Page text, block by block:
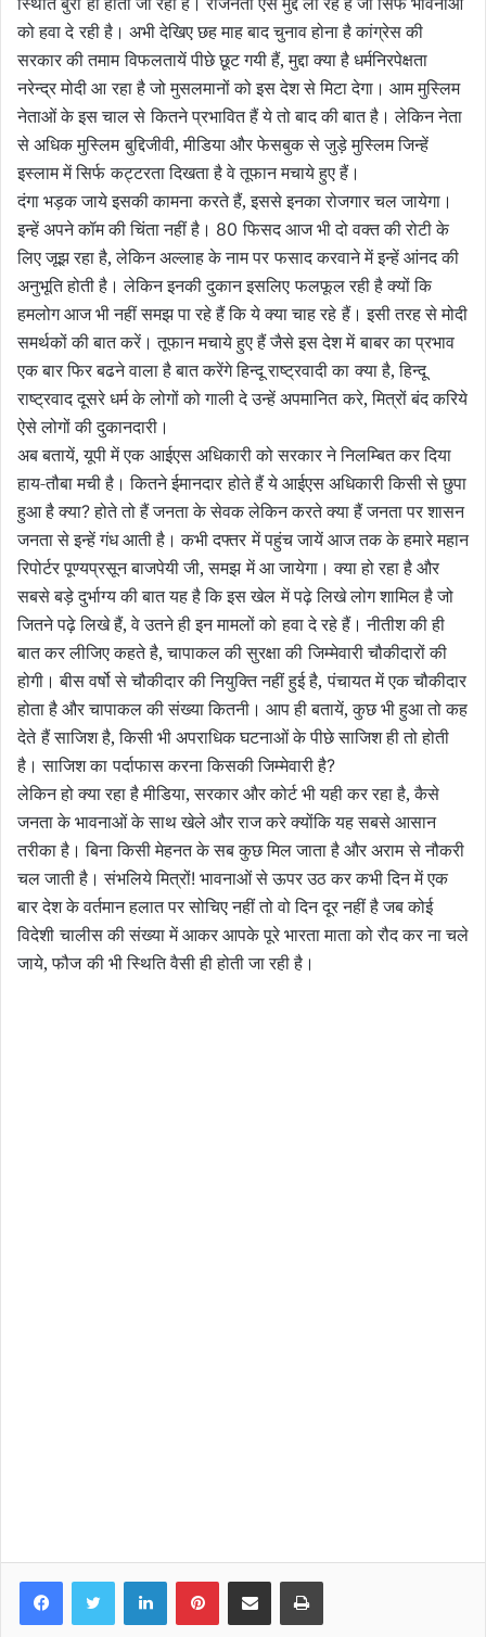
को हवा दे रही है। अभी देखिए छह माह बाद चुनाव होना है कांग्रेस की
सरकार की तमाम विफलतायें पीछे छूट गयी हैं, मुद्दा क्या है धर्मनिरपेक्षता
नरेन्द्र मोदी आ रहा है जो मुसलमानों को इस देश से मिटा देगा। आम मुस्लिम
नेताओं के इस चाल से कितने प्रभावित हैं ये तो बाद की बात है। लेकिन नेता
से अधिक मुस्लिम बुद्दिजीवी, मीडिया और फेसबुक से जुड़े मुस्लिम जिन्हें
इस्लाम में सिर्फ कट्टरता दिखता है वे तूफान मचाये हुए हैं।
दंगा भड़क जाये इसकी कामना करते हैं, इससे इनका रोजगार चल जायेगा।
इन्हें अपने कॉम की चिंता नहीं है। 80फिसद आज भी दो वक्त की रोटी के
लिए जूझ रहा है, लेकिन अल्लाह के नाम पर फसाद करवाने में इन्हें आंनद की
अनुभूति होती है। लेकिन इनकी दुकान इसलिए फलफूल रही है क्यों कि
हमलोग आज भी नहीं समझ पा रहे हैं कि ये क्या चाह रहे हैं। इसी तरह से मोदी
समर्थकों की बात करें। तूफान मचाये हुए हैं जैसे इस देश में बाबर का प्रभाव
एक बार फिर बढने वाला है बात करेंगे हिन्दू राष्ट्रवादी का क्या है, हिन्दू
राष्ट्रवाद दूसरे धर्म के लोगों को गाली दे उन्हें अपमानित करे, मित्रों बंद करिये
ऐसे लोगों की दुकानदारी।
अब बतायें, यूपी में एक आईएस अधिकारी को सरकार ने निलम्बित कर दिया
हाय-तौबा मची है। कितने ईमानदार होते हैं ये आईएस अधिकारी किसी से छुपा
हुआ है क्या?होते तो हैं जनता केसेवक लेकिन करते क्या हैं जनता पर शासन
जनता से इन्हें गंध आती है। कभी दफ्तर में पहुंच जायें आज तक के हमारे महान
रिपोर्टर पूण्यप्रसून बाजपेयी जी, समझ में आ जायेगा। क्या हो रहा है और
सबसे बड़े दुर्भाग्य की बात यह है कि इस खेल में पढ़े लिखे लोग शामिल है जो
जितने पढ़े लिखे हैं, वे उतने ही इन मामलों को हवा दे रहे हैं। नीतीश की ही
बात कर लीजिए कहते है, चापाकल की सुरक्षा की जिम्मेवारी चौकीदारों की
होगी। बीस वर्षो से चौकीदार की नियुक्ति नहीं हुई है, पंचायत में एक चौकीदार
होता है और चापाकल की संख्या कितनी। आप ही बतायें, कुछ भी हुआ तो कह
देते हैं साजिश है, किसी भी अपराधिक घटनाओं के पीछे साजिश ही तो होती
है। साजिश का पर्दाफास करना किसकी जिम्मेवारी है?
लेकिन हो क्या रहा है मीडिया, सरकारऔर कोर्ट भी यही कर रहा है, कैसे
जनता के भावनाओं के साथ खेले और राज करेक्योंकि यह सबसे आसान
तरीका है। बिना किसी मेहनत के सब कुछ मिल जाता है और अराम से नौकरी
चल जाती है। संभलिये मित्रों! भावनाओं से ऊपर उठ कर कभी दिन में एक
बार देश के वर्तमान हलात पर सोचिए नहीं तो वो दिन दूर नहीं है जब कोई
विदेशी चालीस की संख्या में आकर आपके पूरे भारता माता को रौद कर ना चले
जाये, फौज की भी स्थिति वैसी ही होती जा रही है।